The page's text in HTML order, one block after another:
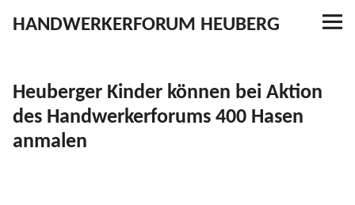
HANDWERKERFORUM HEUBERG
Ausbildung
Aktuelles
Heuberger Kinder können bei Aktion
des Handwerkerforums 400 Hasen
anmalen